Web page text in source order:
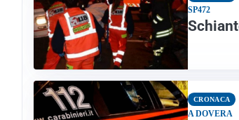
SP472
CRONACA
A DOVERA